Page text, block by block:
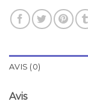
AVIS (0)
Avis